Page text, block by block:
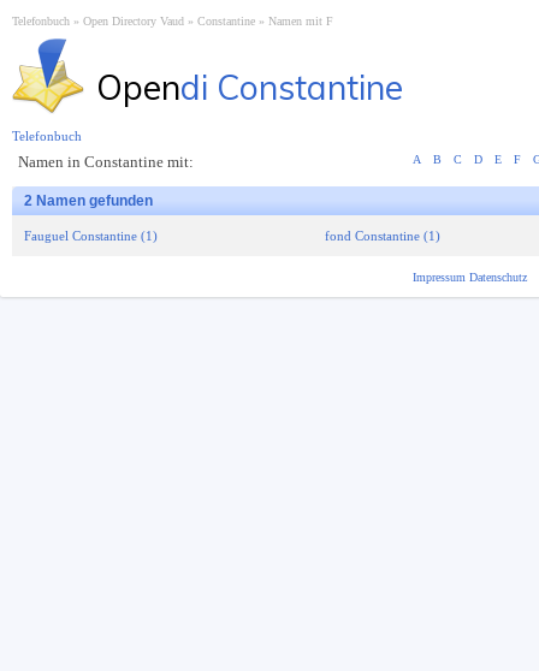
Telefonbuch Open Directory Vaud Constantine Namen mit F
Opendi Constantine
Namen in Constantine mit: A B C D E F
2 Namen gefunden
Fauguel Constantine (1) fond Constantine (1)
Telefonbuch
Impressum Datenschutz